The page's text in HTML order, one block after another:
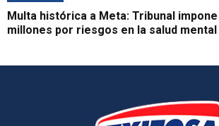
Multa histórica a Meta: Tribunal impone
millones por riesgos en la salud